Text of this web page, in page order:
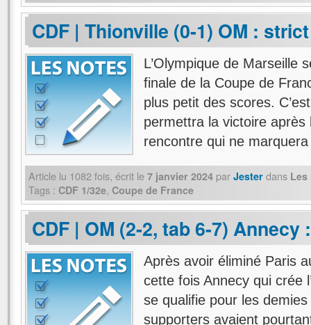
CDF | Thionville (0-1) OM :
L’Olympique de Marseille
finale de la Coupe de
plus petit des scores.
permettra la victoire après
rencontre qui ne
Article lu 1082 fois, écrit le 7 janvier 2024 par Jester dans Les
Tags : CDF 1/32e, Coupe de France
CDF | OM (2-2, tab 6-7)
Après avoir éliminé Paris
cette fois Annecy qui crée
se qualifie pour les
supporters avaient